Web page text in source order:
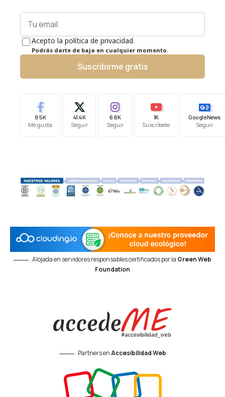
Acepto la política de privacidad.
Podrás darte de baja en cualquier momento.
Suscribirme gratis
9.5K
Me gusta
41.4K
Seguir
6.6K
Seguir
1K
Suscríbete
Google News
Seguir
Alojada en servidores responsables certificados por la Green Web
Foundation
Partners enAccesibilidad Web